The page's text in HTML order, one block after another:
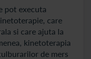
pot executa
care
si care ajuta la
kinetoterapia
de mers